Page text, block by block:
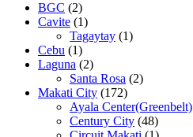
BGC (2)
Cavite (1)
Tagaytay (1)
Cebu (1)
Laguna (2)
Santa Rosa (2)
Makati City (172)
Ayala Center(Greenbelt)
Century City (48)